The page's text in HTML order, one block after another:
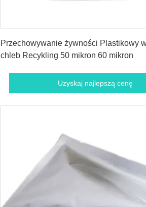
Przechowywanie żywności Plastikowy
chleb Recykling 50 mikron 60 mikron
Uzyskaj najlepszą cenę